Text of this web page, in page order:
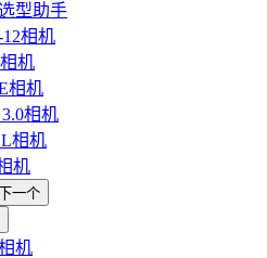
型助手
相机
机
相机
相机
相机
机
下一个
机